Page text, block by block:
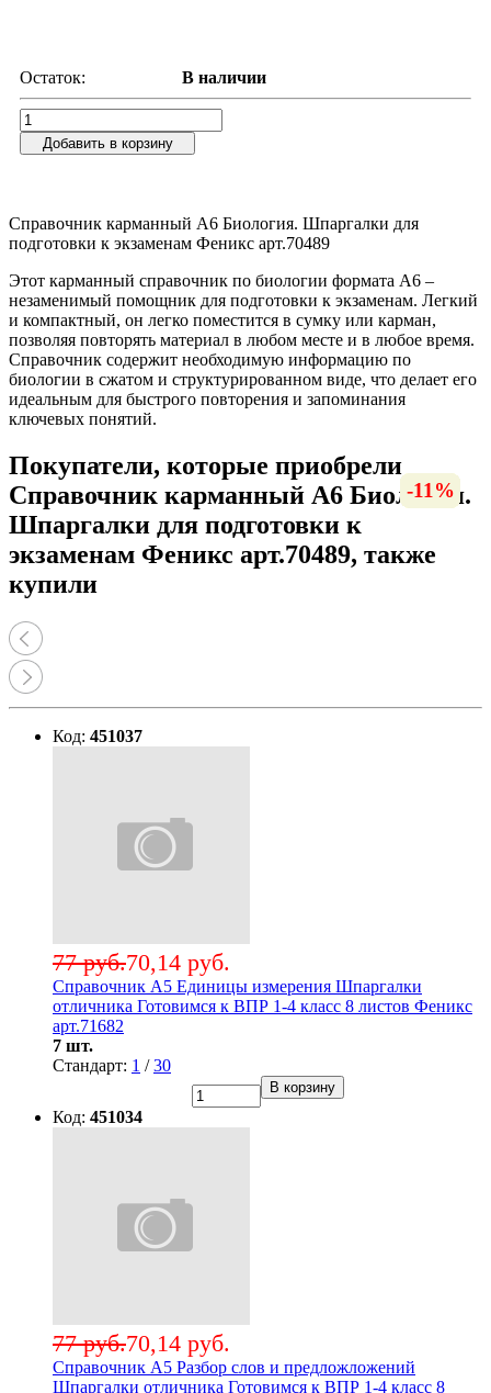
Остаток: В наличии
Добавить в корзину
Справочник карманный А6 Биология. Шпаргалки для
подготовки к экзаменам Феникс арт.70489
Этот карманный справочник по биологии формата А6 –
незаменимый помощник для подготовки к экзаменам. Легкий
и компактный, он легко поместится в сумку или карман,
позволяя повторять материал в любом месте и в любое время.
Справочник содержит необходимую информацию по
биологии в сжатом и структурированном виде, что делает его
идеальным для быстрого повторения и запоминания
ключевых понятий.
Покупатели, которые приобрели
Справочник карманный А6 Биология.
Шпаргалки для подготовки к
экзаменам Феникс арт.70489, также
купили
-9%
Код: 451037
70,14 руб.
77 руб.
Справочник А5 Единицы измерения Шпаргалки
отличника Готовимся к ВПР 1-4 класс 8 листов Феникс
арт.71682
7 шт.
Стандарт: 1 /30
В корзину
-9%
Код: 451034
70,14 руб.
77 руб.
Справочник А5 Разбор слов и предложложений
Шпаргалки отличника Готовимся к ВПР 1-4 класс 8
-10%
-9%
-9%
-12%
-9%
-9%
-9%
-12%
-9%
-36%
-14%
-14%
-13%
-13%
-13%
-29%
-11%
-11%